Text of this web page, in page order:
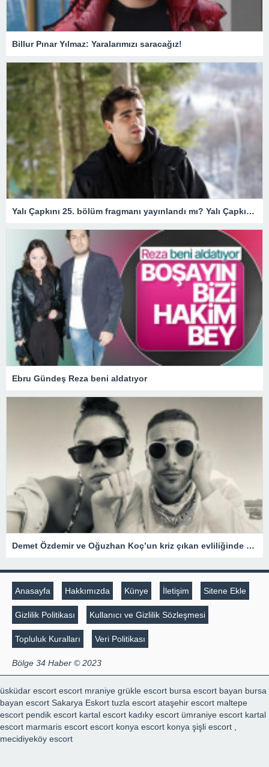
Billur Pınar Yılmaz: Yaralarımızı saracağız!
Yalı Çapkını 25. bölüm fragmanı yayınlandı mı? Yalı Çapkını 25. bölüm fragmanı izle! Seyran’a Ferit’in ters köşesi…
Ebru Gündeş Reza beni aldatıyor
Demet Özdemir ve Oğuzhan Koç’un kriz çıkan evliliğinde şaşırtan gelişme
Anasayfa Hakkımızda Künye İletişim Sitene Ekle
Gizlilik Politikası Kullanıcı ve Gizlilik Sözleşmesi
Topluluk Kuralları Veri Politikası
Bölge 34 Haber © 2023
üsküdar escort escort mraniye grükle escort bursa escort bayan bursa
bayan escort Sakarya Eskort tuzla escort ataşehir escort maltepe
escort pendik escort kartal escort kadıky escort ümraniye escort kartal
escort marmaris escort escort konya escort konya şişli escort
mecidiyeköy escort